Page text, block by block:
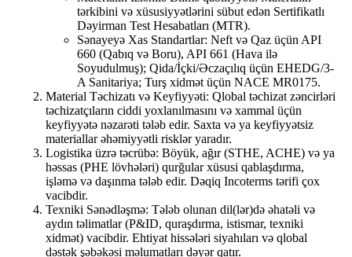
tərkibini və xüsusiyyətlərini sübut edən Sertifikatlı
Dəyirman Test Hesabatları (MTR).
Sənayeyə Xas Standartlar: Neft və Qaz üçün API
660 (Qabıq və Boru), API 661 (Hava ilə
Soyudulmuş); Qida/İçki/Əczaçılıq üçün EHEDG/3-
A Sanitariya; Turş xidmət üçün NACE MR0175.
Material Təchizatı və Keyfiyyəti: Qlobal təchizat zəncirləri
təchizatçıların ciddi yoxlanılmasını və xammal üçün
keyfiyyətə nəzarəti tələb edir. Saxta və ya keyfiyyətsiz
materiallar əhəmiyyətli risklər yaradır.
Logistika üzrə təcrübə: Böyük, ağır (STHE, ACHE) və ya
həssas (PHE lövhələri) qurğular xüsusi qablaşdırma,
işləmə və daşınma tələb edir. Dəqiq Incoterms tərifi çox
vacibdir.
Texniki Sənədləşmə: Tələb olunan dil(lər)də əhatəli və
aydın təlimatlar (P&ID, quraşdırma, istismar, texniki
xidmət) vacibdir. Ehtiyat hissələri siyahıları və qlobal
dəstək şəbəkəsi məlumatları dəyər qatır.